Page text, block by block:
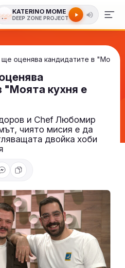
KATERINO MOME
DEEP ZONE PROJECT
ще оценява кандидатите в
"Моята кухня е
и Chef Любомир
чиято мисия е да
двойка хоби